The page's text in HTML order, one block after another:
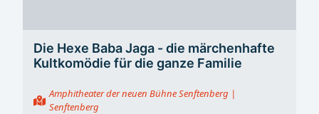
Die Hexe Baba Jaga - die märchenhafte
Kultkomödie für die ganze Familie
Amphitheater der neuen Bühne Senftenberg |
Senftenberg